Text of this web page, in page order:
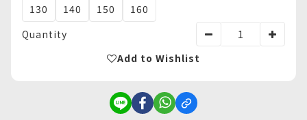
130
140 150
160
Quantity
Add to Wishlist